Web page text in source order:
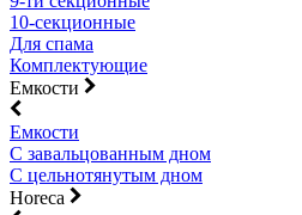
10-секционные
Для спама
Комплектующие
Емкости
Емкости
С завальцованным дном
С цельнотянутым дном
Horeca